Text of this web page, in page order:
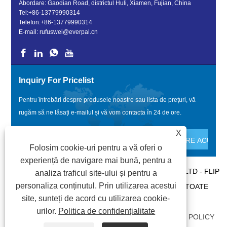
X
Folosim cookie-uri pentru a vă oferi o
experiență de navigare mai bună, pentru a
analiza traficul site-ului și pentru a
personaliza conținutul. Prin utilizarea acestui
site, sunteți de acord cu utilizarea cookie-
urilor. Politica de confidențialitate
Abordare: Gaodian Road, districtul Huli, Xiamen, Fujian, China
Tel:+86-13779990314
Telefon:+86-13779990314
E-mail:rufuswei@everpal.cn
Inquiry For Pricelist
Pentru întrebări despre produsele noastre sau lista de prețuri, vă
rugăm să ne lăsați e-mailul și vă vom contacta în 24 de ore.
COPYRIGHT © 2022 XIAMEN EVERPAL TRADE CO., LTD - FLIP
FLOPS, SANDALS PAPTERS, SLIDES PAPPERS - TOATE
DREPTURILE REZERVATE.
|SITEMAP|RSS|XML| PRIVACY POLICY